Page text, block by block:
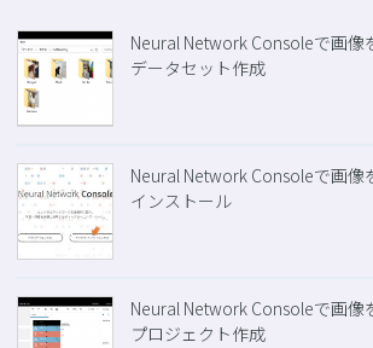
Neural Network Consoleで画像
データセット作成
Neural Network Consoleで画像
インストール
Neural Network Consoleで画像
プロジェクト作成